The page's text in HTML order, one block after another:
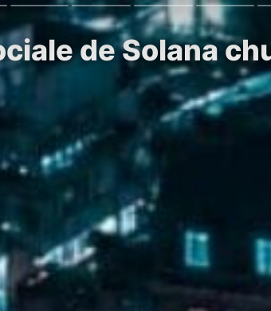
de Solana